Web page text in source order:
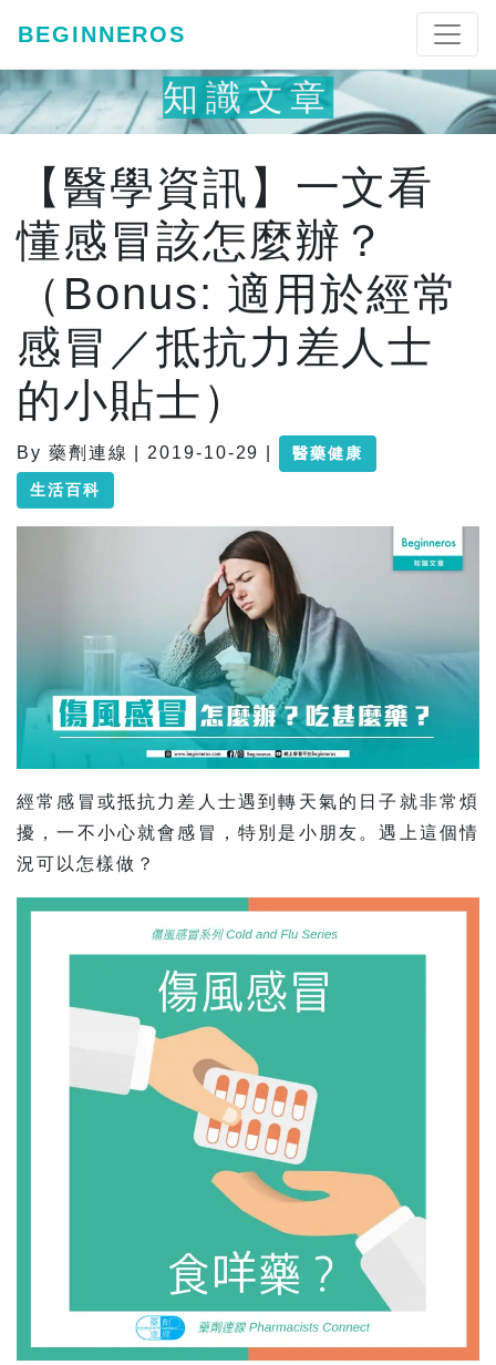
BEGINNEROS
知識文章
【醫學資訊】一文看
懂感冒該怎麼辦？
（Bonus: 適用於經常
感冒／抵抗力差人士
的小貼士）
By 藥劑連線 | 2019-10-29 | 醫藥健康
生活百科
經常感冒或抵抗力差人士遇到轉天氣的日子就非常煩
擾，一不小心就會感冒，特別是小朋友。遇上這個情
況可以怎樣做？